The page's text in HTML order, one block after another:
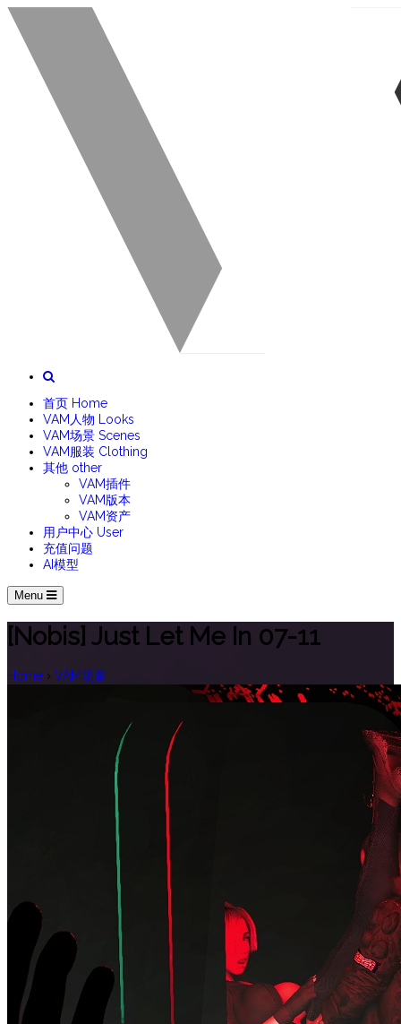
首页 Home
VAM人物
Looks
VAM场景 Scenes
VAM服装 Clothing
其他 other
VAM插件
VAM版本
VAM资产
用户中心 User
充值问题
AI模型
Menu
[Nobis] Just Let Me In 07-11
Home › VAM场景